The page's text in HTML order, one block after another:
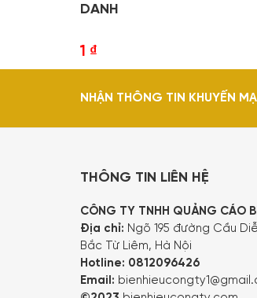
DANH
1 ₫
NHẬN THÔNG TIN KHUYẾN
THÔNG TIN LIÊN HỆ
CÔNG TY TNHH QUẢNG CÁO
Địa chỉ: Ngõ 195 đường Cầu
Bắc Từ Liêm, Hà Nội
Hotline: 0812096426
Email: